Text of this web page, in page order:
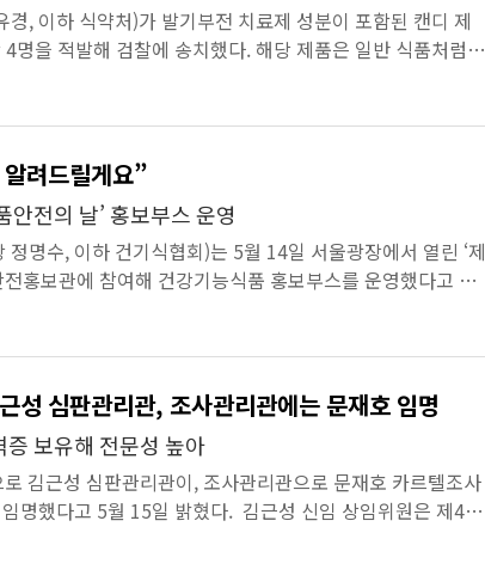
경, 이하 식약처)가 발기부전 치료제 성분이 포함된 캔디 제
명을 적발해 검찰에 송치했다. 해당 제품은 일반 식품처럼
‘타다라...
려드릴게요”
안전의 날’ 홍보부스 운영
명수, 이하 건기식협회)는 5월 14일 서울광장에서 열린 ‘제
홍보관에 참여해 건강기능식품 홍보부스를 운영했다고 밝
한 이번 ...
성 심판관리관, 조사관리관에는 문재호 임명
보유해 전문성 높아
김근성 심판관리관이, 조사관리관으로 문재호 카르텔조사
명했다고 5월 15일 밝혔다. 김근성 신임 상임위원은 제40